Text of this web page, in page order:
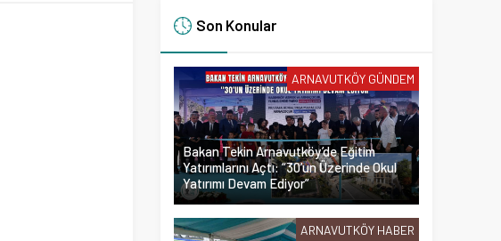
Son Konular
ARNAVUTKÖY GÜNDEM
Bakan Tekin Arnavutköy’de Eğitim
Yatırımlarını Açtı: “30’un Üzerinde Okul
Yatırımı Devam Ediyor”
ARNAVUTKÖY HABER